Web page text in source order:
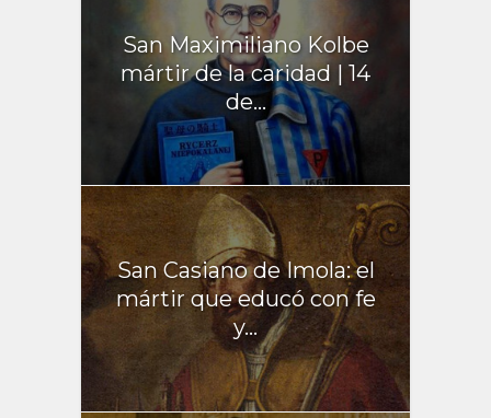
San Maximiliano Kolbe
mártir de la caridad | 14
de...
San Casiano de Imola: el
mártir que educó con fe
y...